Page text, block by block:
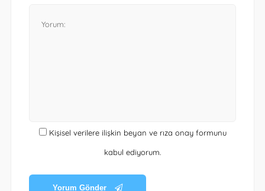
Kişisel verilere ilişkin beyan ve rıza onay formunu
kabul ediyorum.
Yorum Gönder